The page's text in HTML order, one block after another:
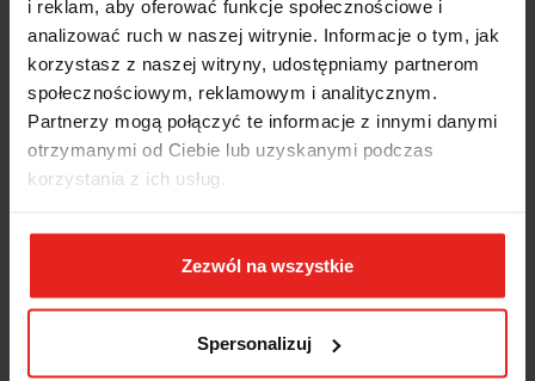
i reklam, aby oferować funkcje społecznościowe i
analizować ruch w naszej witrynie. Informacje o tym, jak
korzystasz z naszej witryny, udostępniamy partnerom
społecznościowym, reklamowym i analitycznym.
Partnerzy mogą połączyć te informacje z innymi danymi
otrzymanymi od Ciebie lub uzyskanymi podczas
korzystania z ich usług.
Zezwól na wszystkie
Spersonalizuj